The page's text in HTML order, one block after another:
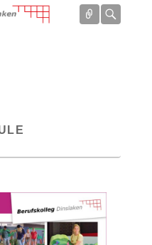
Connect